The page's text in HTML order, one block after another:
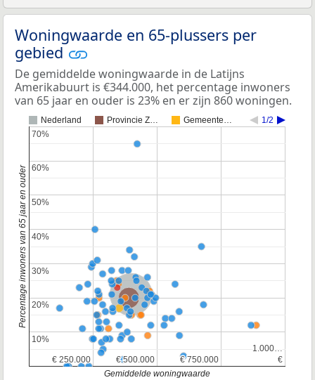
Woningwaarde en 65-plussers per
gebied
De gemiddelde woningwaarde in de Latijns
Amerikabuurt is €344.000, het percentage inwoners
van 65 jaar en ouder is 23% en er zijn 860 woningen.
Nederland Provincie Z… Gemeente… 1/2
Nederland
Provincie Zuid-Holland
€ 250.000
€ 250.000 € 500.000
€ 500.000 € 750.000
€ 750.000 €
€
1.000…
1.000…
10%
10%
20%
20%
30%
30%
40%
40%
50%
50%
60%
60%
70%
70%
Gemiddelde woningwaarde
Percentage inwoners van 65 jaar en ouder